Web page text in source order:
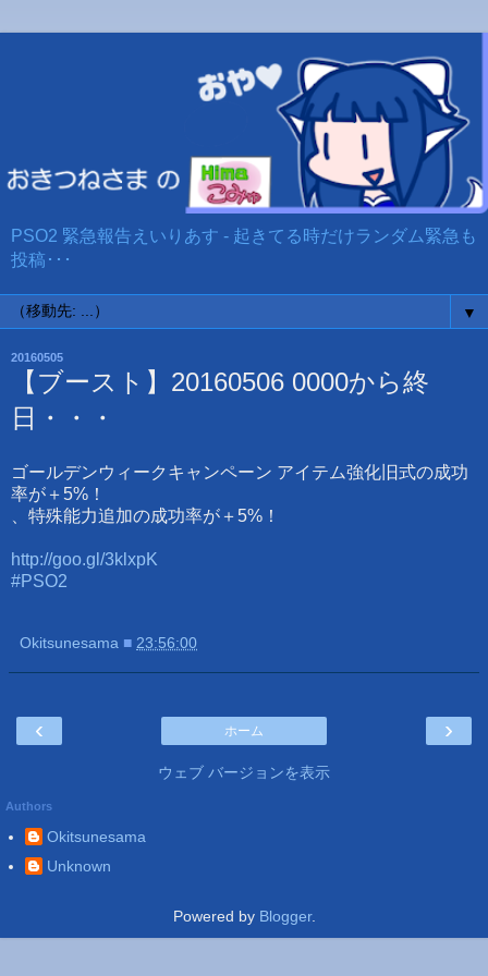
PSO2 緊急報告えいりあす - 起きてる時だけランダム緊急も
投稿･･･
▼
20160505
【ブースト】20160506 0000から終
日・・・
ゴールデンウィークキャンペーン アイテム強化旧式の成功
率が＋5%！
、特殊能力追加の成功率が＋5%！
http://goo.gl/3klxpK
#PSO2
Okitsunesama ■ 23:56:00
‹ ›
ホーム
ウェブ バージョンを表示
Authors
Okitsunesama
Unknown
Powered by Blogger.